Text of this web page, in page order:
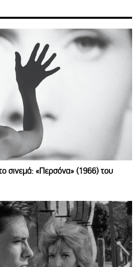
σινεμά: «Περσόνα» (1966) του